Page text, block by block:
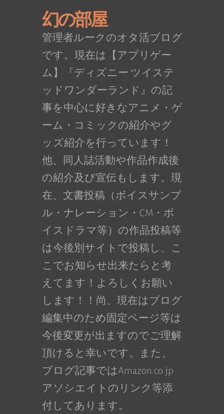
幻の部屋
管理者ルークのオタ活ブログ
です。現在は【アプリゲー
ム】『ディズニー ツイステ
ッドワンダーランド』の記
事を中心に好きなアニメ・ゲ
ーム・コミックの紹介やグ
ッズ紹介を行っています！
他、同人誌活動や作品作成後
の紹介及び宣伝もします。現
在、文書投稿（ボイスサンプ
ル・ナレーション・CM・ボ
イスドラマ等）の作品投稿等
は今後別サイトで投稿し、こ
こでお知らせ出来たらと考
えてます！よろしくお願い
します！！尚、現在はブログ
編集中のため固定ページ等は
今後変更が出ますのでご理解
頂けると幸いです。また、
ブログ記事ではAmazon.co.jp
アソシエイトのリンク等添
付してあります。